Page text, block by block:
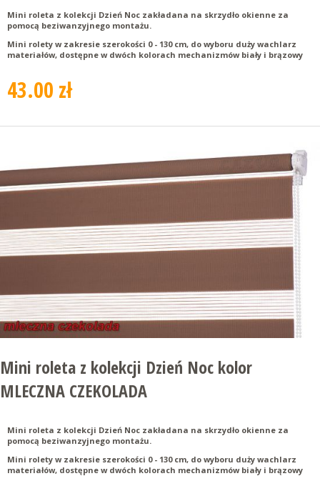
Mini roleta z kolekcji Dzień Noc zakładana na skrzydło okienne za
pomocą beziwanzyjnego montażu.
Mini rolety w zakresie szerokości 0 - 130 cm, do wyboru duży wachlarz
materiałów, dostępne w dwóch kolorach mechanizmów biały i brązowy
43.00 zł
Mini roleta z kolekcji Dzień Noc kolor
MLECZNA CZEKOLADA
Mini roleta z kolekcji Dzień Noc zakładana na skrzydło okienne za
pomocą beziwanzyjnego montażu.
Mini rolety w zakresie szerokości 0 - 130 cm, do wyboru duży wachlarz
materiałów, dostępne w dwóch kolorach mechanizmów biały i brązowy